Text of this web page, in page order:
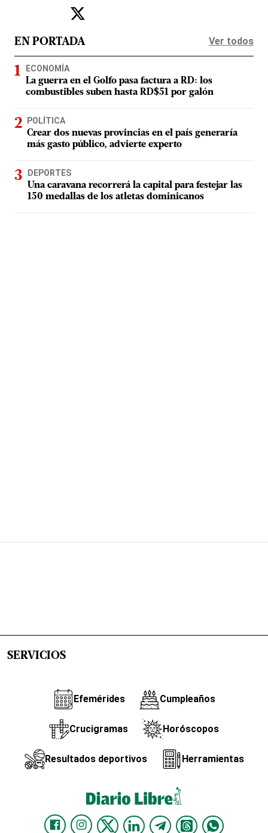
EN PORTADA Ver todos
ECONOMÍA
La guerra en el Golfo pasa factura a RD: los
combustibles suben hasta RD$51 por galón
POLÍTICA
Crear dos nuevas provincias en el país generaría
más gasto público, advierte experto
DEPORTES
Una caravana recorrerá la capital para festejar las
150 medallas de los atletas dominicanos
SERVICIOS
Efemérides Cumpleaños
Crucigramas Horóscopos
Resultados deportivos Herramientas